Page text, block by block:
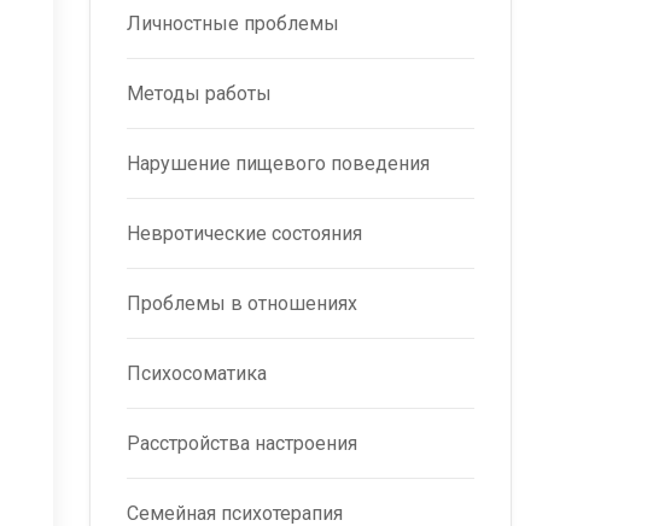
Личностные проблемы
Методы работы
Нарушение пищевого поведения
Невротические состояния
Проблемы в отношениях
Психосоматика
Расстройства настроения
Семейная психотерапия